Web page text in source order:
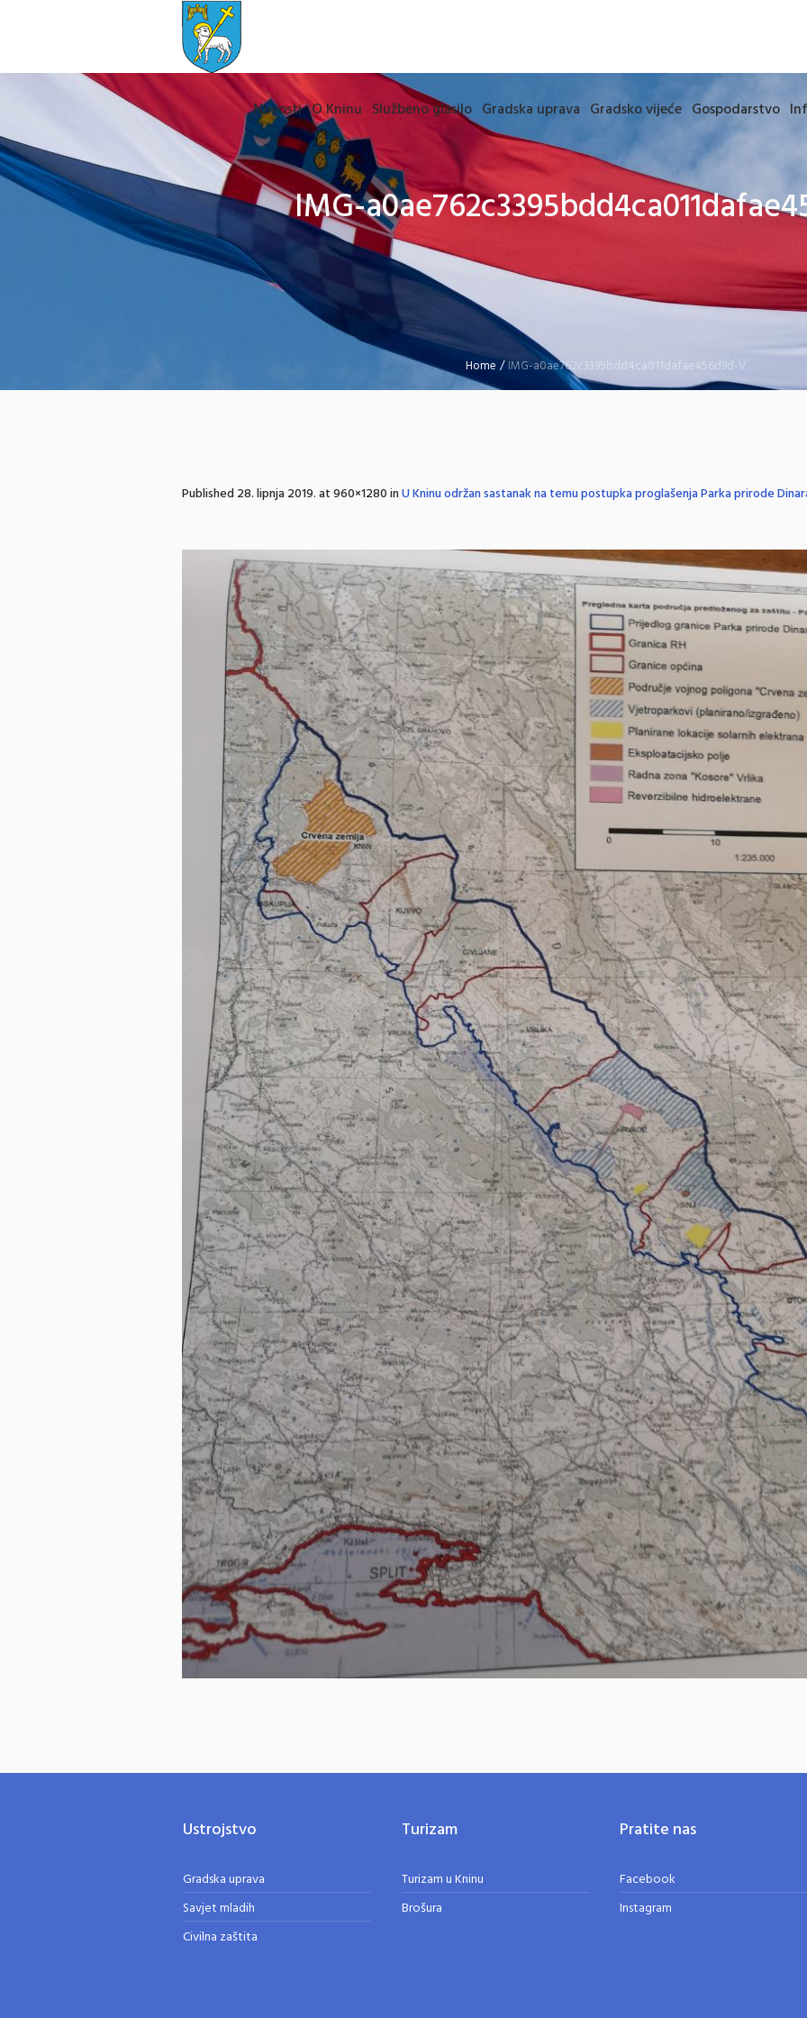
Novosti O Kninu Službeno glasilo Gradska uprava Gradsko vijeće Gospodarstvo
IMG-
Home /IMG-a0ae762c3395bdd4ca011dafae456d9d-V
Published28. lipnja 2019.at 960×1280 inU Kninu održan sastanak na temu postupka proglašenja Parka prirode
Ustrojstvo
Gradska uprava
Savjet mladih
Civilna zaštita
Turizam
Turizam u Kninu
Brošura
Pratite nas
Facebook
Instagram